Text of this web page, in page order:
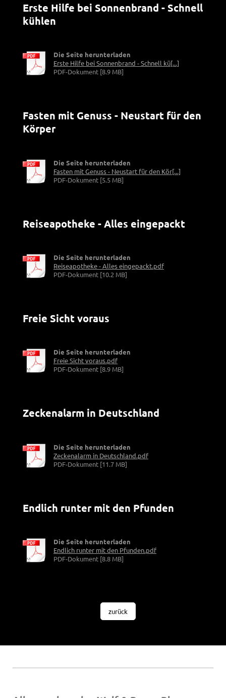
Erste Hilfe bei Sonnenbrand - Schnell
kühlen
Die Seite herunterladen
Erste Hilfe bei Sonnenbrand - Schnell kü[...]
PDF-Dokument [8.9 MB]
Fasten mit Genuss - Neustart für den
Körper
Die Seite herunterladen
Fasten mit Genuss - Neustart für den Kör[...]
PDF-Dokument [5.5 MB]
Reiseapotheke - Alles eingepackt
Die Seite herunterladen
Reiseapotheke - Alles eingepackt.pdf
PDF-Dokument [10.2 MB]
Freie Sicht voraus
Die Seite herunterladen
Freie Sicht voraus.pdf
PDF-Dokument [8.9 MB]
Zeckenalarm in Deutschland
Die Seite herunterladen
Zeckenalarm in Deutschland.pdf
PDF-Dokument [11.7 MB]
Endlich runter mit den Pfunden
Die Seite herunterladen
Endlich runter mit den Pfunden.pdf
PDF-Dokument [8.8 MB]
zurück